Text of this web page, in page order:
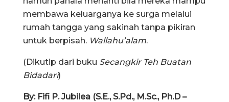
membawa keluarganya ke surga melalui
rumah tangga yang sakinah tanpa pikiran
untuk berpisah. Wallahu’alam.
(Dikutip dari buku Secangkir Teh Buatan
Bidadari)
By: Fifi P. Jubilea (S.E., S.Pd., M.Sc., Ph.D –